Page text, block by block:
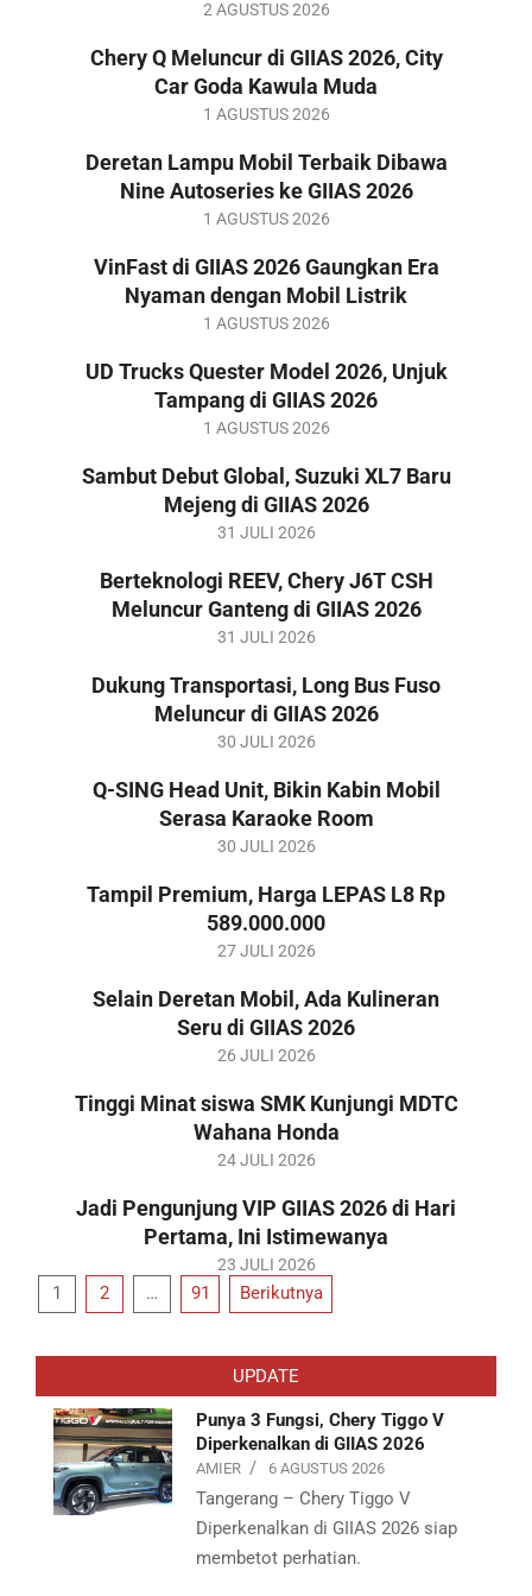
2 AGUSTUS 2026
Chery Q Meluncur di GIIAS 2026, City
Car Goda Kawula Muda
01
1 AGUSTUS 2026
Deretan Lampu Mobil Terbaik Dibawa
Nine Autoseries ke GIIAS 2026
1 AGUSTUS 2026
VinFast di GIIAS 2026 Gaungkan Era
Nyaman dengan Mobil Listrik
01
1 AGUSTUS 2026
UD Trucks Quester Model 2026, Unjuk
Tampang di GIIAS 2026
01
1 AGUSTUS 2026
Sambut Debut Global, Suzuki XL7 Baru
Mejeng di GIIAS 2026
31 JULI 2026
Berteknologi REEV, Chery J6T CSH
Meluncur Ganteng di GIIAS 2026
31 JULI 2026
Dukung Transportasi, Long Bus Fuso
Meluncur di GIIAS 2026
30 JULI 2026
Q-SING Head Unit, Bikin Kabin Mobil
Serasa Karaoke Room
30 JULI 2026
Tampil Premium, Harga LEPAS L8 Rp
589.000.000
27 JULI 2026
Selain Deretan Mobil, Ada Kulineran
Seru di GIIAS 2026
26
26 JULI 2026
Tinggi Minat siswa SMK Kunjungi MDTC
Wahana Honda
24
24 JULI 2026
Jadi Pengunjung VIP GIIAS 2026 di Hari
Pertama, Ini Istimewanya
23 JULI 2026
Paginasi
1 2 … 91 Berikutnya
UPDATE
Punya 3 Fungsi, Chery Tiggo V
Diperkenalkan di GIIAS 2026
AMIER 6 AGUSTUS 2026
Tangerang – Chery Tiggo V
Diperkenalkan di GIIAS 2026 siap
membetot perhatian.